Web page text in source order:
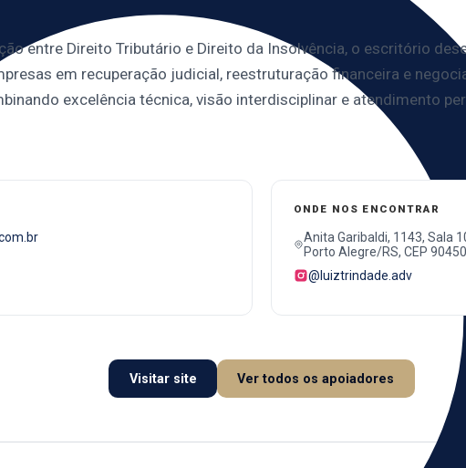
entre Direito Tributário e Direito da Insolvência, o escritório
em recuperação judicial, reestruturação financeira e
excelência técnica, visão interdisciplinar e atendimento
ONDE NOS ENCONTRAR
Anita Garibaldi, 1143, Sala
Porto Alegre/RS, CEP
@luiztrindade.adv
Visitar site Ver todos os apoiadores